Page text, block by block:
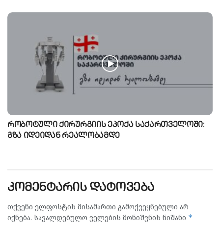
რობოტული ქირურგიის ეპოქა საქართველოში:
გზა იდეიდან რეალობამდე
კომენტარის დატოვება
თქვენი ელფოსტის მისამართი გამოქვეყნებული არ
იქნება. სავალდებულო ველების მონიშვნის ნიშანი *